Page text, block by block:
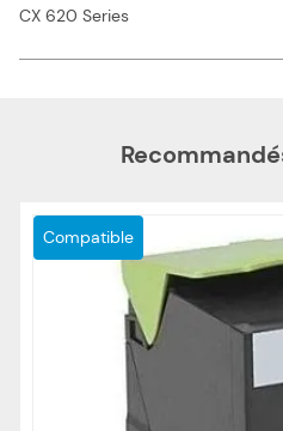
CX 620 Series
Compatible